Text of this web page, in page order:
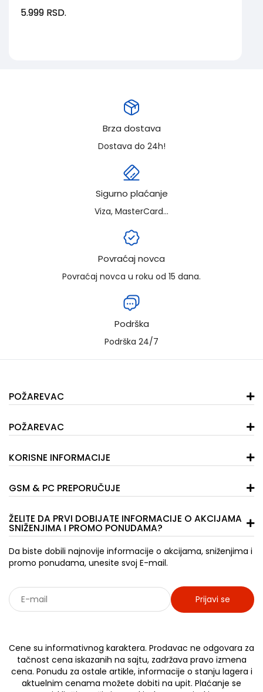
5.999 RSD.
Brza dostava
Dostava do 24h!
Sigurno plaćanje
Viza, MasterCard...
Povraćaj novca
Povraćaj novca u roku od 15 dana.
Podrška
Podrška 24/7
POŽAREVAC
POŽAREVAC
KORISNE INFORMACIJE
GSM & PC PREPORUČUJE
ŽELITE DA PRVI DOBIJATE INFORMACIJE O AKCIJAMA
SNIŽENJIMA I PROMO PONUDAMA?
Da biste dobili najnovije informacije o akcijama, sniženjima i
promo ponudama, unesite svoj E-mail.
Prijavi se
Cene su informativnog karaktera. Prodavac ne odgovara za
tačnost cena iskazanih na sajtu, zadržava pravo izmena
cena. Ponudu za ostale artikle, informacije o stanju lagera i
aktuelnim cenama možete dobiti na upit. Plaćanje se